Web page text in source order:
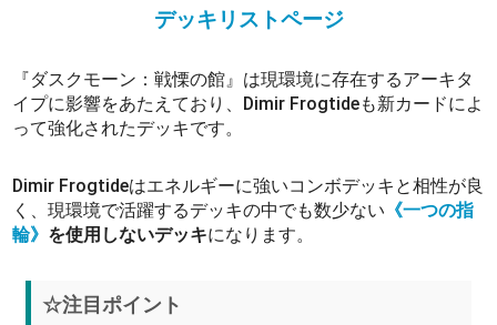
デッキリストページ
『ダスクモーン：戦慄の館』は現環境に存在するアーキタ
イプに影響をあたえており、Dimir Frogtideも新カードによ
って強化されたデッキです。
Dimir Frogtideはエネルギーに強いコンボデッキと相性が良
く、現環境で活躍するデッキの中でも数少ない 《一つの指
輪》 を使用しないデッキになります。
☆注目ポイント